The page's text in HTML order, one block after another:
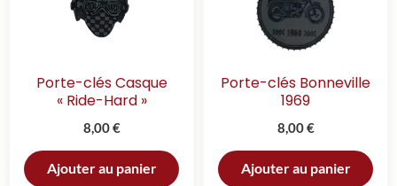
Porte-clés Casque
« Ride-Hard »
8,00€
Ajouter au panier
Porte-clés Bonneville
1969
8,00€
Ajouter au panier